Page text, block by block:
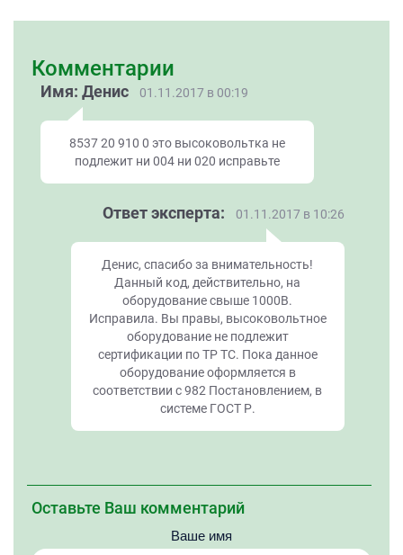
Комментарии
Имя: Денис 01.11.2017 в 00:19
8537 20 910 0 это высоковольтка не
подлежит ни 004 ни 020 исправьте
Ответ эксперта: 01.11.2017 в 10:26
Денис, спасибо за внимательность!
Данный код, действительно, на
оборудование свыше 1000В.
Исправила. Вы правы, высоковольтное
оборудование не подлежит
сертификации по ТР ТС. Пока данное
оборудование оформляется в
соответствии с 982 Постановлением, в
системе ГОСТ Р.
Оставьте Ваш комментарий
Ваше имя